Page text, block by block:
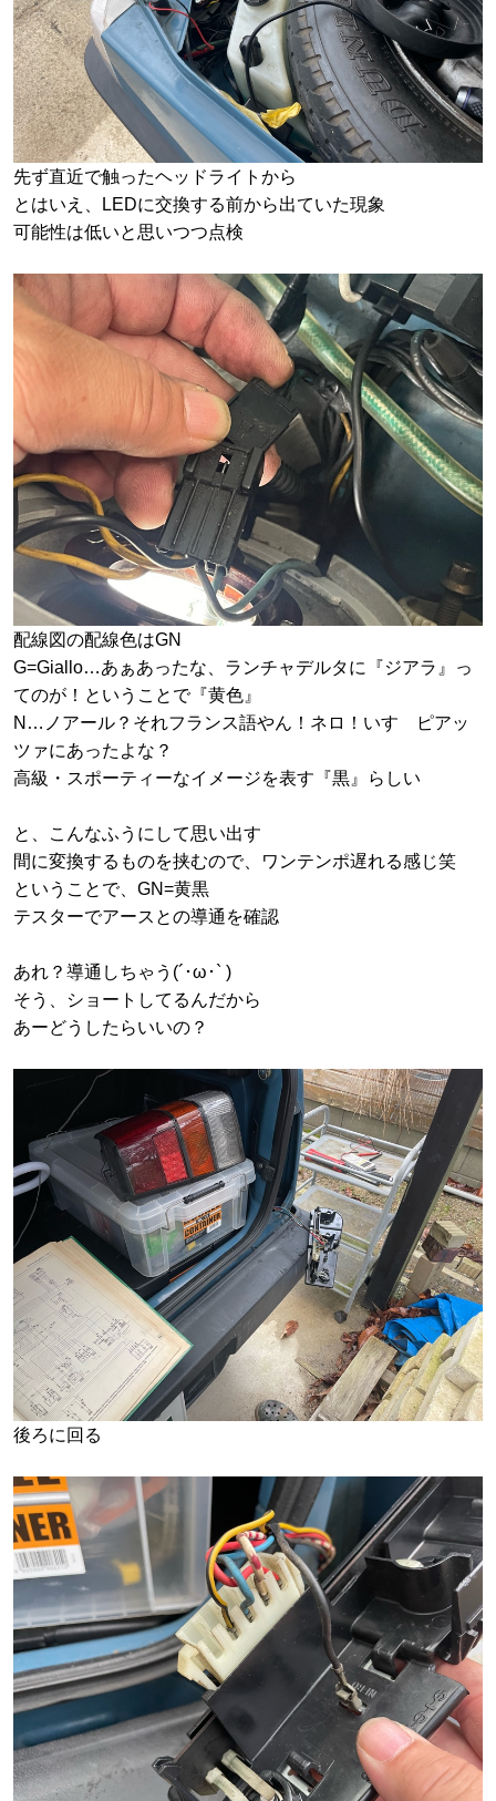
先ず直近で触ったヘッドライトから
とはいえ、LEDに交換する前から出ていた現象
可能性は低いと思いつつ点検
配線図の配線色はGN
G=Giallo…あぁあったな、ランチャデルタに『ジアラ』っ
てのが！ということで『黄色』
N…ノアール？それフランス語やん！ネロ！いすゞピアッ
ツァにあったよな？
高級・スポーティーなイメージを表す『黒』らしい
と、こんなふうにして思い出す
間に変換するものを挟むので、ワンテンポ遅れる感じ笑
ということで、GN=黄黒
テスターでアースとの導通を確認
あれ？導通しちゃう(´･ω･` )
そう、ショートしてるんだから
あーどうしたらいいの？
後ろに回る